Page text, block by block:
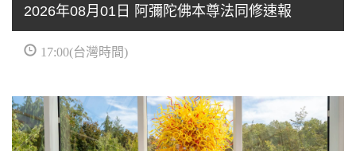
2026年08月01日 阿彌陀佛本尊法同修速報
17:00(台灣時間)